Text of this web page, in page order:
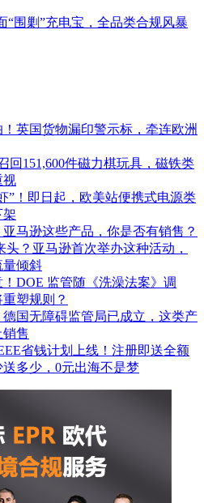
“围剿”充电宝，全品类合规风暴
英国货物漏印警示标，牵连欧洲
回151,600件磁力棋玩具，磁铁类
视
”！即日起，欧美站便携式电源类
架
马逊这些产品，你是否有销售？
头？亚马逊首次举办这种活动，
量倾斜
DOE 监管随《洗澡法案》调
塑规则？
国无障碍监管局已成立，这类产
售
省钱计划上线！注册即送全额
多少，0元出海不是梦